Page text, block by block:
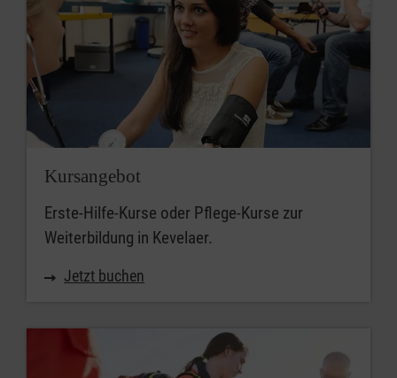
Kursangebot
Erste-Hilfe-Kurse oder Pflege-Kurse zur
Weiterbildung in Kevelaer.
Jetzt buchen